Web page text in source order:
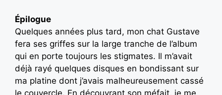
Épilogue
Quelques années plus tard, mon chat Gustave
fera ses griffes sur la large tranche de l’album
qui en porte toujours les stigmates. Il m’avait
déjà rayé quelques disques en bondissant sur
ma platine dont j’avais malheureusement cassé